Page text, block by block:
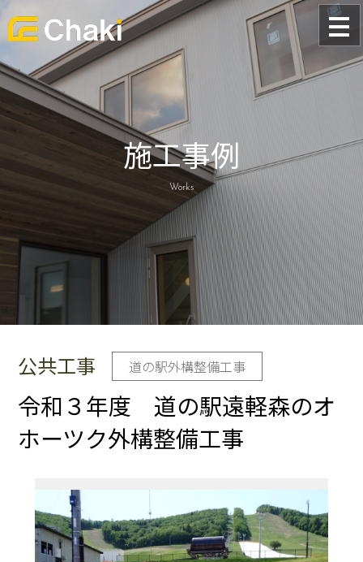
施工事例
Works
公共工事 道の駅外構整備工事
令和３年度 道の駅遠軽森のオ
ホーツク外構整備工事